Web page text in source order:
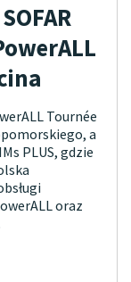
Tournée
a
PLUS, gdzie
oraz